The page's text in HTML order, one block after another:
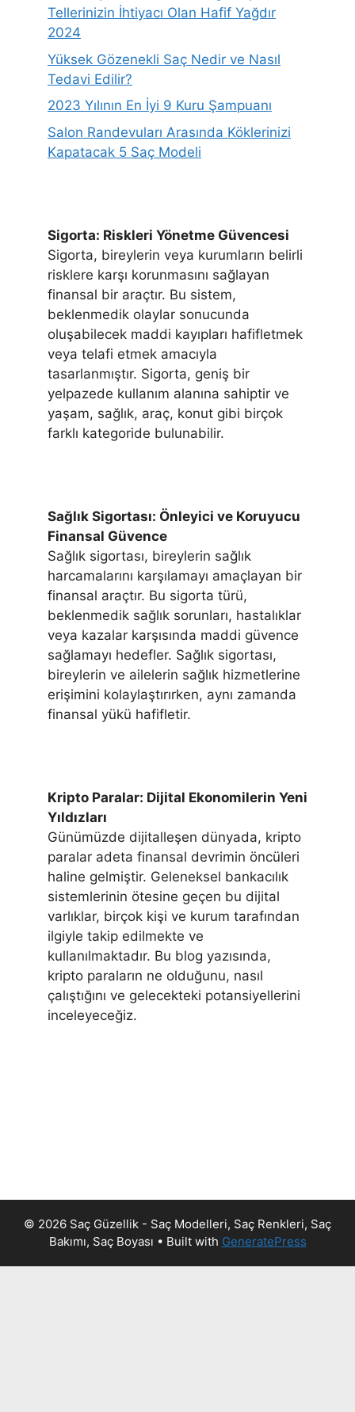
Tellerinizin İhtiyacı Olan Hafif Yağdır
2024
Yüksek Gözenekli Saç Nedir ve Nasıl
Tedavi Edilir?
2023 Yılının En İyi 9 Kuru Şampuanı
Salon Randevuları Arasında Köklerinizi
Kapatacak 5 Saç Modeli
Sigorta: Riskleri Yönetme Güvencesi
Sigorta, bireylerin veya kurumların belirli
risklere karşı korunmasını sağlayan
finansal bir araçtır. Bu sistem,
beklenmedik olaylar sonucunda
oluşabilecek maddi kayıpları hafifletmek
veya telafi etmek amacıyla
tasarlanmıştır. Sigorta, geniş bir
yelpazede kullanım alanına sahiptir ve
yaşam, sağlık, araç, konut gibi birçok
farklı kategoride bulunabilir.
Sağlık Sigortası: Önleyici ve Koruyucu
Finansal Güvence
Sağlık sigortası, bireylerin sağlık
harcamalarını karşılamayı amaçlayan bir
finansal araçtır. Bu sigorta türü,
beklenmedik sağlık sorunları, hastalıklar
veya kazalar karşısında maddi güvence
sağlamayı hedefler. Sağlık sigortası,
bireylerin ve ailelerin sağlık hizmetlerine
erişimini kolaylaştırırken, aynı zamanda
finansal yükü hafifletir.
Kripto Paralar: Dijital Ekonomilerin Yeni
Yıldızları
Günümüzde dijitalleşen dünyada, kripto
paralar adeta finansal devrimin öncüleri
haline gelmiştir. Geleneksel bankacılık
sistemlerinin ötesine geçen bu dijital
varlıklar, birçok kişi ve kurum tarafından
ilgiyle takip edilmekte ve
kullanılmaktadır. Bu blog yazısında,
kripto paraların ne olduğunu, nasıl
çalıştığını ve gelecekteki potansiyellerini
inceleyeceğiz.
© 2026 Saç Güzellik - Saç Modelleri, Saç Renkleri, Saç
Bakımı, Saç Boyası • Built with GeneratePress